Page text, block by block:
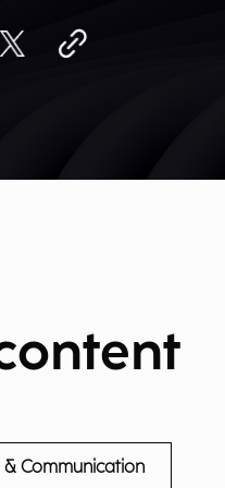
Communication